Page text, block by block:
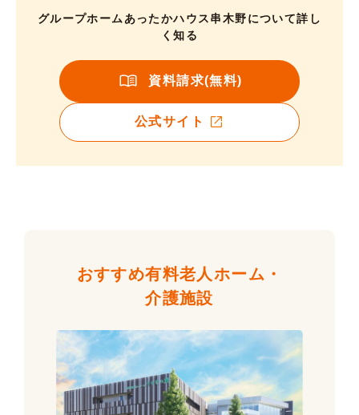
グループホームあったかハウス串木野について詳し
く知る
資料請求(無料)
公式サイト
おすすめ有料老人ホーム・
介護施設